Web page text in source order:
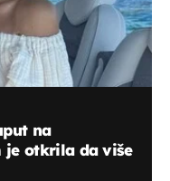
na
je otkrila da više